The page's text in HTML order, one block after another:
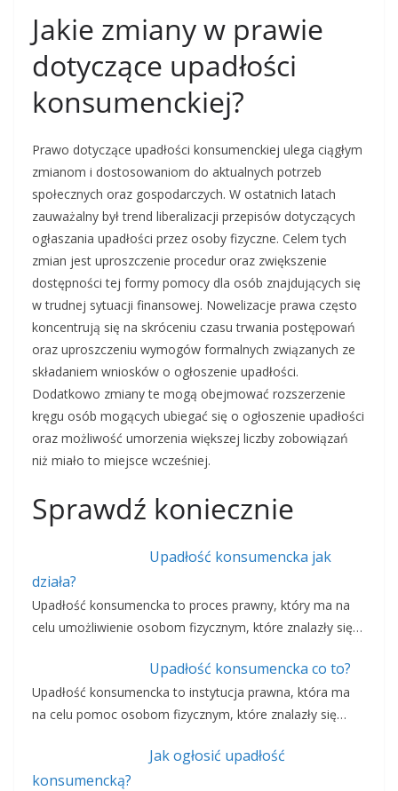
Jakie zmiany w prawie
dotyczące upadłości
konsumenckiej?
Prawo dotyczące upadłości konsumenckiej ulega ciągłym
zmianom i dostosowaniom do aktualnych potrzeb
społecznych oraz gospodarczych. W ostatnich latach
zauważalny był trend liberalizacji przepisów dotyczących
ogłaszania upadłości przez osoby fizyczne. Celem tych
zmian jest uproszczenie procedur oraz zwiększenie
dostępności tej formy pomocy dla osób znajdujących się
w trudnej sytuacji finansowej. Nowelizacje prawa często
koncentrują się na skróceniu czasu trwania postępowań
oraz uproszczeniu wymogów formalnych związanych ze
składaniem wniosków o ogłoszenie upadłości.
Dodatkowo zmiany te mogą obejmować rozszerzenie
kręgu osób mogących ubiegać się o ogłoszenie upadłości
oraz możliwość umorzenia większej liczby zobowiązań
niż miało to miejsce wcześniej.
Sprawdź koniecznie
Upadłość konsumencka jak
działa?
Upadłość konsumencka to proces prawny, który ma na
celu umożliwienie osobom fizycznym, które znalazły się…
Upadłość konsumencka co to?
Upadłość konsumencka to instytucja prawna, która ma
na celu pomoc osobom fizycznym, które znalazły się…
Jak ogłosić upadłość
konsumencką?